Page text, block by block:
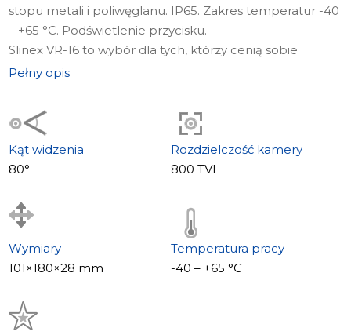
stopu metali i poliwęglanu. IP65. Zakres temperatur -40
– +65 °С. Podświetlenie przycisku.
Slinex VR-16 to wybór dla tych, którzy cenią sobie
oryginalny wygląd.
Pełny opis
Kąt widzenia
80°
Rozdzielczość kamery
800 TVL
Wymiary
101×180×28 mm
Temperatura pracy
-40 – +65 °С